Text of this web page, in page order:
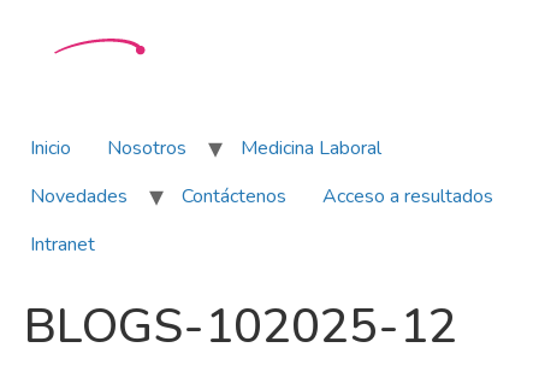
Inicio Nosotros
Medicina Laboral
Novedades
Contáctenos
Acceso a resultados
Intranet
BLOGS-102025-12